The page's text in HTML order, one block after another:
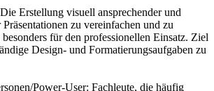
Die Erstellung visuell ansprechender und
zu vereinfachen und zu
für den professionellen Einsatz. Ziel
Design- und Formatierungsaufgaben zu
Power-User: Fachleute, die häufig